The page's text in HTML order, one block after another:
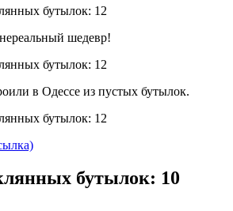
шедевр!
в Одессе из пустых бутылок.
бутылок: 10